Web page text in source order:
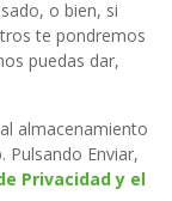
o bien, si
te pondremos
puedas dar,
almacenamiento
Enviar,
Privacidad y el